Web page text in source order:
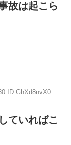
故は起こら
ID:GhXd8nvX0
ていればこ